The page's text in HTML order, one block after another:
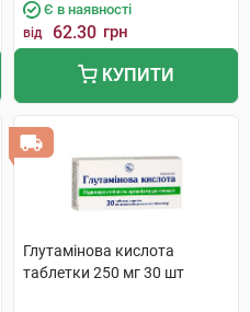
Є в наявності
від 62.30 грн
КУПИТИ
Глутамінова кислота
таблетки 250 мг 30 шт